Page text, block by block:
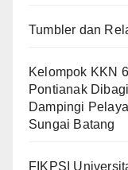
Tumbler dan
Kelompok KKN
Pontianak
Dampingi
Sungai Batang
FIKPSI